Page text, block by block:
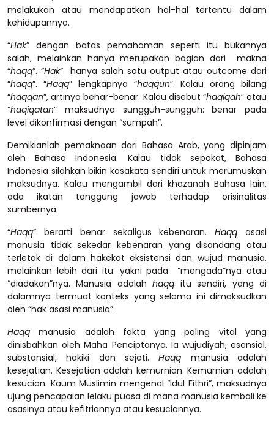
melakukan atau mendapatkan hal-hal tertentu dalam
kehidupannya.
“Hak” dengan batas pemahaman seperti itu bukannya
salah, melainkan hanya merupakan bagian dari makna
“haqq”. “Hak” hanya salah satu output atau outcome dari
“haqq”. “Haqq” lengkapnya “haqqun”. Kalau orang bilang
“haqqan”, artinya benar-benar. Kalau disebut “haqiqah” atau
“haqiqatan” maksudnya sungguh-sungguh: benar pada
level dikonfirmasi dengan “sumpah”.
Demikianlah pemaknaan dari Bahasa Arab, yang dipinjam
oleh Bahasa Indonesia. Kalau tidak sepakat, Bahasa
Indonesia silahkan bikin kosakata sendiri untuk merumuskan
maksudnya. Kalau mengambil dari khazanah Bahasa lain,
ada ikatan tanggung jawab terhadap orisinalitas
sumbernya.
“Haqq” berarti benar sekaligus kebenaran.Haqq asasi
manusia tidak sekedar kebenaran yang disandang atau
terletak di dalam hakekat eksistensi dan wujud manusia,
melainkan lebih dari itu: yakni pada “mengada”nya atau
“diadakan”nya. Manusia adalahhaqq itu sendiri, yang di
dalamnya termuat konteks yang selama ini dimaksudkan
oleh “hak asasi manusia”.
Haqq manusia adalah fakta yang paling vital yang
dinisbahkan oleh Maha Penciptanya. Ia wujudiyah, esensial,
substansial, hakiki dan sejati.Haqq manusia adalah
kesejatian. Kesejatian adalah kemurnian. Kemurnian adalah
kesucian. Kaum Muslimin mengenal “Idul Fithri”, maksudnya
ujung pencapaian lelaku puasa di mana manusia kembali ke
asasinya atau kefitriannya atau kesuciannya.